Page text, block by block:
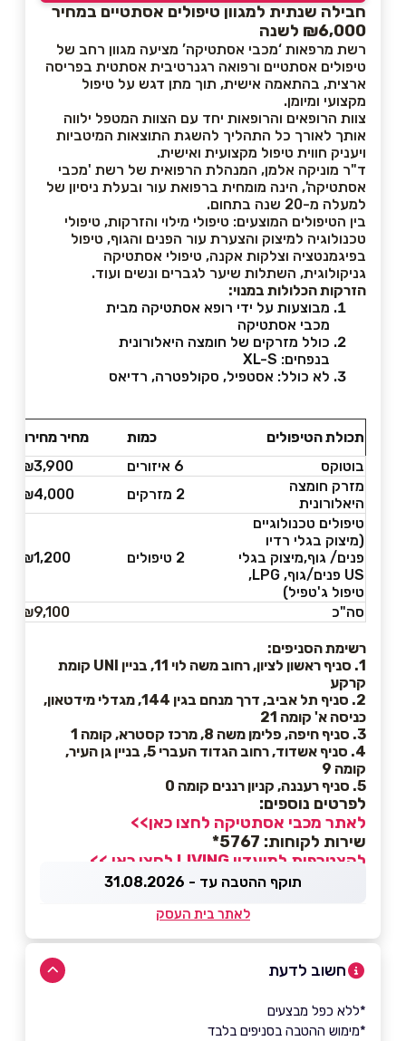
חבילה שנתית למגוון טיפולים אסתטיים במחיר
₪6,000 לשנה
רשת מרפאות ‘מכבי אסתטיקה’ מציעה מגוון רחב של
טיפולים אסתטיים ורפואה רגנרטיבית אסתטית בפריסה
ארצית, בהתאמה אישית, תוך מתן דגש על טיפול
מקצועי ומיומן.
צוות הרופאים והרופאות יחד עם הצוות המטפל ילווה
אותך לאורך כל התהליך להשגת התוצאות המיטביות
ויעניק חווית טיפול מקצועית ואישית.
ד"ר מוניקה אלמן, המנהלת הרפואית של רשת 'מכבי
אסתטיקה', הינה מומחית ברפואת עור ובעלת ניסיון של
למעלה מ-20 שנה בתחום.
בין הטיפולים המוצעים: טיפולי מילוי והזרקות, טיפולי
טכנולוגיה למיצוק והצערת עור הפנים והגוף, טיפול
בפיגמנטציה וצלקות אקנה, טיפולי אסתטיקה
גניקולוגית, השתלות שיער לגברים ונשים ועוד.
הזרקות הכלולות במנוי:
מבוצעות על ידי רופא אסתטיקה מבית
מכבי אסתטיקה
כולל מזרקים של חומצה היאלורונית
בנפחים: XL-S
לא כולל: אסטפיל, סקולפטרה, רדיאס
תכולת הטיפולים כמות
מחיר מחירון
בוטוקס
6 איזורים
₪3,900
מזרק חומצה
היאלורונית
2 מזרקים
₪4,000
טיפולים טכנולוגיים
(מיצוק בגלי רדיו
פנים/ גוף,מיצוק בגלי
US פנים/גוף, LPG,
טיפול ג'טפיל)
2 טיפולים ₪1,200
סה"כ ₪9,100
רשימת הסניפים:
1. סניף ראשון לציון, רחוב משה לוי 11, בניין UNI קומת
קרקע
2. סניף תל אביב, דרך מנחם בגין 144, מגדלי מידטאון,
כניסה א' קומה 21
3. סניף חיפה, פלימן משה 8, מרכז קסטרא, קומה 1
4. סניף אשדוד, רחוב הגדוד העברי 5, בניין גן העיר,
קומה 9
5. סניף רעננה, קניון רננים קומה 0
לפרטים נוספים:
לאתר מכבי אסתטיקה לחצו כאן>>
שירות לקוחות: 5767*
להצטרפות למועדון LIVING לחצו כאן >>
תוקף ההטבה עד - 31.08.2026
לאתר בית העסק
חשוב לדעת
*ללא כפל מבצעים
*מימוש ההטבה בסניפים בלבד